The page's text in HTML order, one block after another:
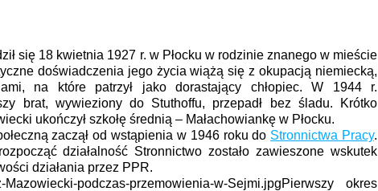
się 18 kwietnia 1927 r. w Płocku w rodzinie znanego w mieście
doświadczenia jego życia wiążą się z okupacją niemiecką,
na które patrzył jako dorastający chłopiec. W 1944 r.
brat, wywieziony do Stuthoffu, przepadł bez śladu. Krótko
ukończył szkołę średnią – Małachowiankę w Płocku.
zaczął od wstąpienia w 1946 roku do Stronnictwa Pracy.
działalność Stronnictwo zostało zawieszone wskutek
działania przez PPR.
Pierwszy okres